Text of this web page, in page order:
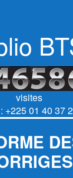
visites
: +225 01 40 37